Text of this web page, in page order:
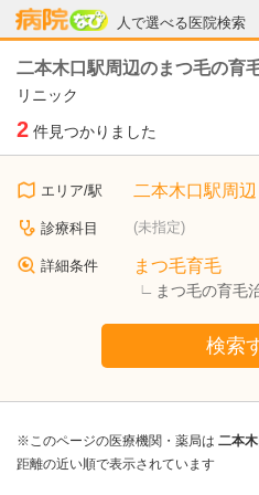
人で選べる医院検索
病院なび
二本木口駅周辺のまつ毛の育
リニック
2 件見つかりました
エリア/駅 二本木口駅周辺
診療科目 (未指定)
詳細条件 まつ毛育毛
まつ毛の育毛
検索
※このページの医療機関・薬局は 二本
距離の近い順で表示されています